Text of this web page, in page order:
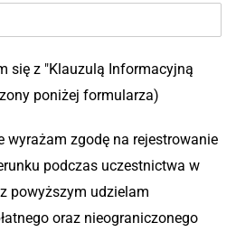
się z "Klauzulą Informacyjną
poniżej formularza)
wyrażam zgodę na rejestrowanie
podczas uczestnictwa w
powyższym udzielam
oraz nieograniczonego